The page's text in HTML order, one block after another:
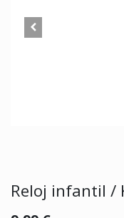
Reloj infantil /